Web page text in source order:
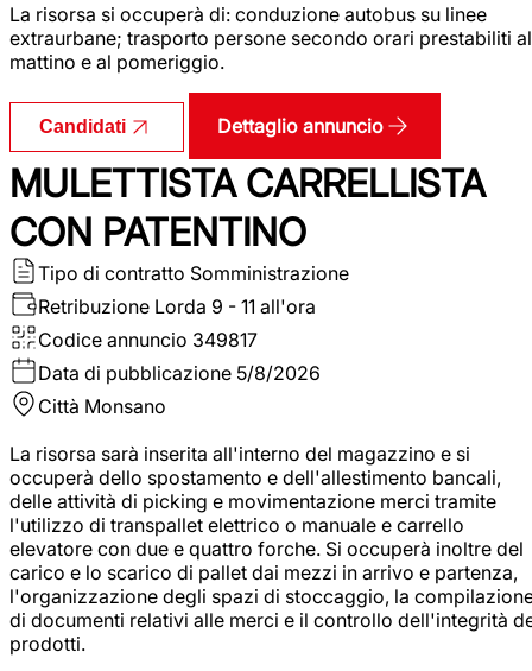
La risorsa si occuperà di: conduzione autobus su linee
extraurbane; trasporto persone secondo orari prestabiliti al
mattino e al pomeriggio.
Candidati Dettaglio annuncio
MULETTISTA CARRELLISTA
CON PATENTINO
Tipo di contratto Somministrazione
Retribuzione Lorda 9 - 11 all'ora
Codice annuncio 349817
Data di pubblicazione 5/8/2026
Città Monsano
La risorsa sarà inserita all'interno del magazzino e si
occuperà dello spostamento e dell'allestimento bancali,
delle attività di picking e movimentazione merci tramite
l'utilizzo di transpallet elettrico o manuale e carrello
elevatore con due e quattro forche. Si occuperà inoltre del
carico e lo scarico di pallet dai mezzi in arrivo e partenza,
l'organizzazione degli spazi di stoccaggio, la
di documenti relativi alle merci e il controllo dell'integrità
prodotti.